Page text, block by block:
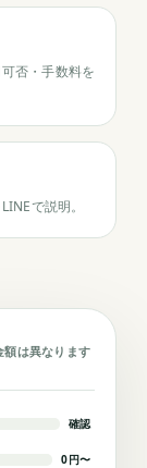
否・手数料を
で説明。
額は異なります
確認
0円〜